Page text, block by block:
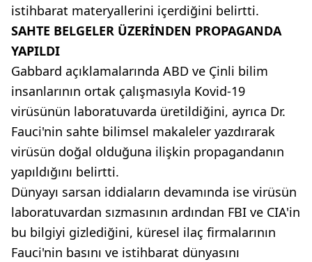
istihbarat materyallerini içerdiğini belirtti.
SAHTE BELGELER ÜZERİNDEN PROPAGANDA
YAPILDI
Gabbard açıklamalarında ABD ve Çinli bilim
insanlarının ortak çalışmasıyla Kovid-19
virüsünün laboratuvarda üretildiğini, ayrıca Dr.
Fauci'nin sahte bilimsel makaleler yazdırarak
virüsün doğal olduğuna ilişkin propagandanın
yapıldığını belirtti.
Dünyayı sarsan iddiaların devamında ise virüsün
laboratuvardan sızmasının ardından FBI ve CIA'in
bu bilgiyi gizlediğini, küresel ilaç firmalarının
Fauci'nin basını ve istihbarat dünyasını